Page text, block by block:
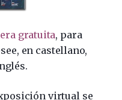
gratuita, para
en castellano,
virtual se